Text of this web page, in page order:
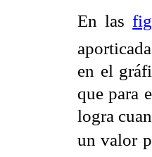
En las
en el
que para
logra
un valor